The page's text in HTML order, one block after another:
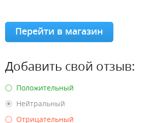
Перейти в магазин
Добавить свой отзыв:
Положительный
Нейтральный
Отрицательный